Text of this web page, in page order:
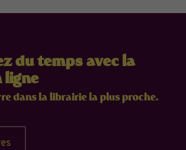
du temps avec la
ligne
dans la librairie la plus proche.